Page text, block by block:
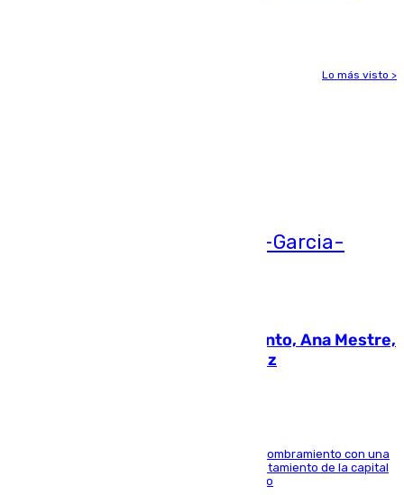
Lo más visto >
La nueva presidenta del Parlamento, Ana Mestre,
hace parada institucional en Cádiz
Ana Mestre estrena su agenda oficial tras su nombramiento con una
doble visita a la Diputación Provincial y al Ayuntamiento de la capital
para sellar una etapa de colaboración y diálogo